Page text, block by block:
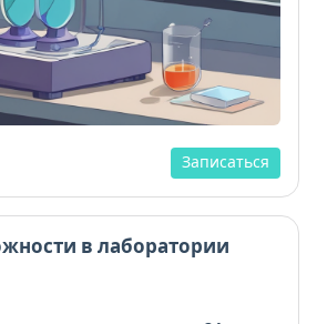
Записаться
в лаборатории